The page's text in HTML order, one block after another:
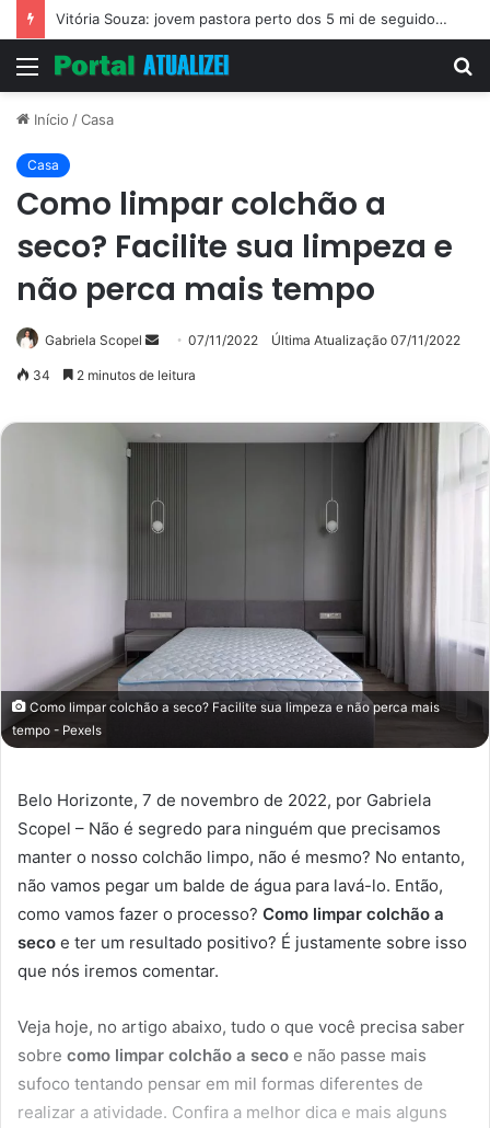
Vitória Souza: jovem pastora perto dos 5 mi de seguidores na web
Menu
Início /Casa
Casa
Como limpar colchão a
seco? Facilite sua limpeza e
não perca mais tempo
Gabriela Scopel
Mande07/11/2022 Última Atualização 07/11/2022
34 2 minutos de leitura
Como limpar colchão a seco? Facilite sua limpeza e não perca mais
tempo - Pexels
Belo Horizonte, 7 de novembro de 2022, por Gabriela
Scopel – Não é segredo para ninguém que precisamos
manter o nosso colchão limpo, não é mesmo? No entanto,
não vamos pegar um balde de água para lavá-lo. Então,
como vamos fazer o processo? Como limpar colchão a
seco e ter um resultado positivo? É justamente sobre isso
que nós iremos comentar.
Veja hoje, no artigo abaixo, tudo o que você precisa saber
sobre como limpar colchão a seco e não passe mais
sufoco tentando pensar em mil formas diferentes de
realizar a atividade. Confira a melhor dica e mais alguns